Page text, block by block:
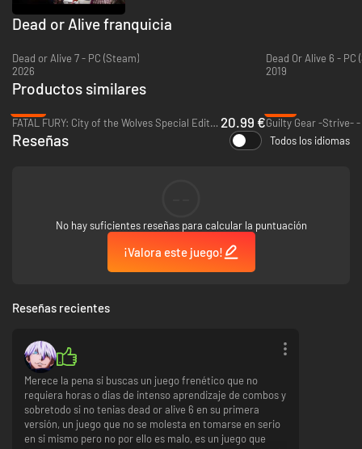
Elige tu escenario y personajes, posiciónalos libremente, cambia sus
poses y expresiones, y crea tus propios momentos legendarios en el
◆ De simples escaramuzas a estrategias serias, ¡DOA6LR
es EL juego de lucha en 3D definitivo!
Usa llaves en el momento perfecto para lisiar a tu oponente, llena el
Indicador de ruptura y desata poderosos ataques especiales. Machaca los
botones de una Acometida letal para ejecutar un combo tan fácil como
desbloqueo de la historia. Asegúrate de no realizar compras innecesarias
- Hay disponible una versión gratuita del juego: DEAD OR ALIVE 6 Last
Round Core Fighters.
pueden transferir a esta versión. Es posible que haya algunas
excepciones no transferibles.
consulta nuestra web oficial.
Dead or Alive franquicia
Dead or Alive 7 - PC (Steam)
2026
Dead Or Alive 6 - PC
2019
Productos similares
FATAL FURY: City of the Wolves Special Edition - PC (Steam) 20.99 €Guilty Gear -Strive- -
Reseñas Todos los idiomas
No hay suficientes reseñas para calcular la puntuación
¡Valora este juego!
Reseñas recientes
Merece la pena si buscas un juego frenético que no
requiera horas o dias de intenso aprendizaje de combos y
sobretodo si no tenias dead or alive 6 en su primera
versión, un juego que no se molesta en tomarse en serio
en si mismo pero no por ello es malo, es un juego que